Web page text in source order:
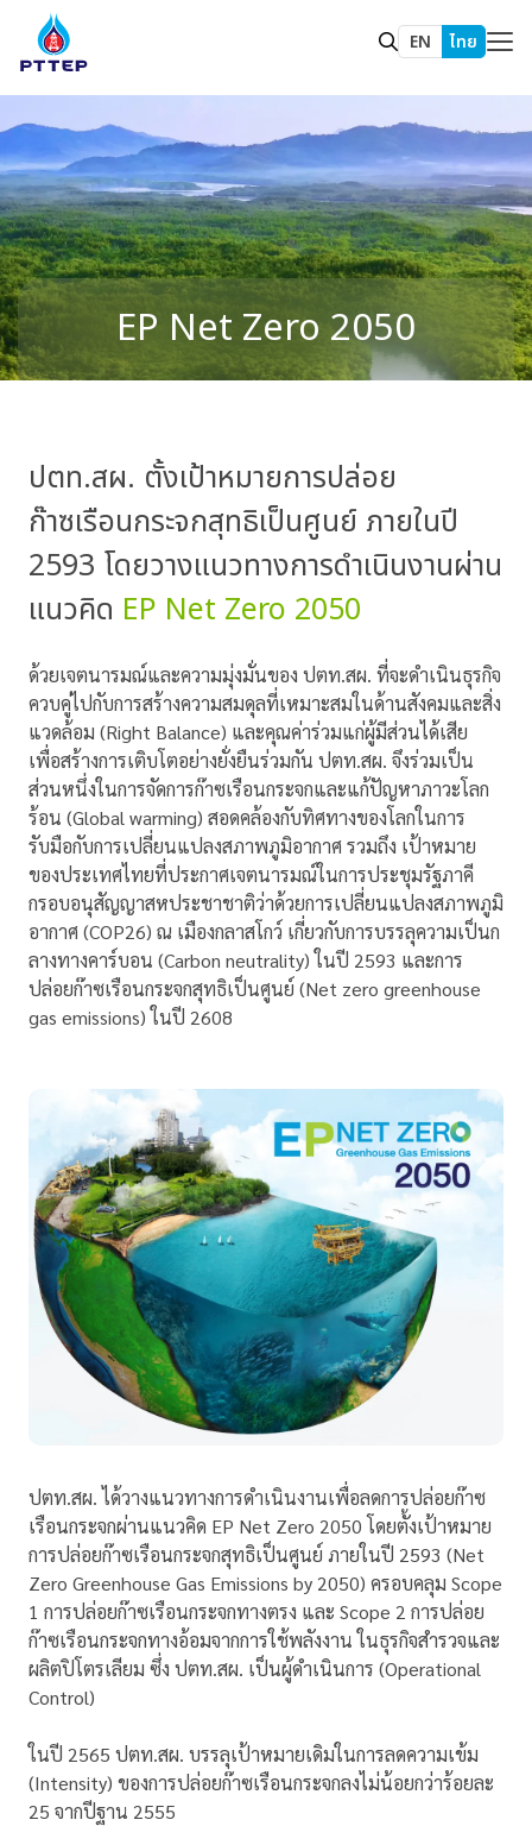
EN ไทย
EP Net Zero 2050
ปตท.สผ. ตั้งเป้าหมายการปล่อย
ก๊าซเรือนกระจกสุทธิเป็นศูนย์ ภายในปี
2593 โดยวางแนวทางการดำเนินงานผ่าน
แนวคิด EP Net Zero 2050
ด้วยเจตนารมณ์และความมุ่งมั่นของ ปตท.สผ. ที่จะดำเนินธุรกิจ
ควบคู่ไปกับการสร้างความสมดุลที่เหมาะสมในด้านสังคมและสิ่ง
แวดล้อม (Right Balance) และคุณค่าร่วมแก่ผู้มีส่วนได้เสีย
เพื่อสร้างการเติบโตอย่างยั่งยืนร่วมกัน ปตท.สผ. จึงร่วมเป็น
ส่วนหนึ่งในการจัดการก๊าซเรือนกระจกและแก้ปัญหาภาวะโลก
ร้อน (Global warming) สอดคล้องกับทิศทางของโลกในการ
รับมือกับการเปลี่ยนแปลงสภาพภูมิอากาศ รวมถึง เป้าหมาย
ของประเทศไทยที่ประกาศเจตนารมณ์ในการประชุมรัฐภาคี
กรอบอนุสัญญาสหประชาชาติว่าด้วยการเปลี่ยนแปลงสภาพภูมิ
อากาศ (COP26) ณ เมืองกลาสโกว์ เกี่ยวกับการบรรลุความเป็นก
ลางทางคาร์บอน (Carbon neutrality) ในปี 2593 และการ
ปล่อยก๊าซเรือนกระจกสุทธิเป็นศูนย์ (Net zero greenhouse
gas emissions) ในปี 2608
ปตท.สผ. ได้วางแนวทางการดำเนินงานเพื่อลดการปล่อยก๊าซ
เรือนกระจกผ่านแนวคิด EP Net Zero 2050 โดยตั้งเป้าหมาย
การปล่อยก๊าซเรือนกระจกสุทธิเป็นศูนย์ ภายในปี 2593 (Net
Zero Greenhouse Gas Emissions by 2050) ครอบคลุม Scope
1 การปล่อยก๊าซเรือนกระจกทางตรง และ Scope 2 การปล่อย
ก๊าซเรือนกระจกทางอ้อมจากการใช้พลังงาน ในธุรกิจสำรวจและ
ผลิตปิโตรเลียม ซึ่ง ปตท.สผ. เป็นผู้ดำเนินการ (Operational
Control)
ในปี 2565 ปตท.สผ. บรรลุเป้าหมายเดิมในการลดความเข้ม
(Intensity) ของการปล่อยก๊าซเรือนกระจกลงไม่น้อยกว่าร้อยละ
25 จากปีฐาน 2555